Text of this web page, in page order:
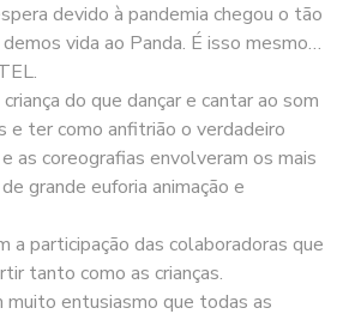
devido à pandemia chegou o tão
vida ao Panda. É isso mesmo…
do que dançar e cantar ao som
e ter como anfitrião o verdadeiro
as coreografias envolveram os mais
grande euforia animação e
a participação das colaboradoras que
tanto como as crianças.
muito entusiasmo que todas as